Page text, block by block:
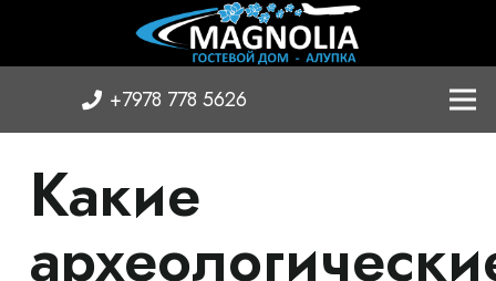
+7978 778 5626
Какие